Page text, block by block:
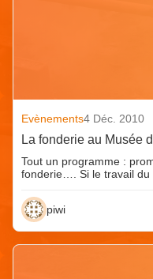
Evènements4 Déc. 2010
La fonderie au Musée
Tout un programme :
fonderie…. Si le travail
piwi